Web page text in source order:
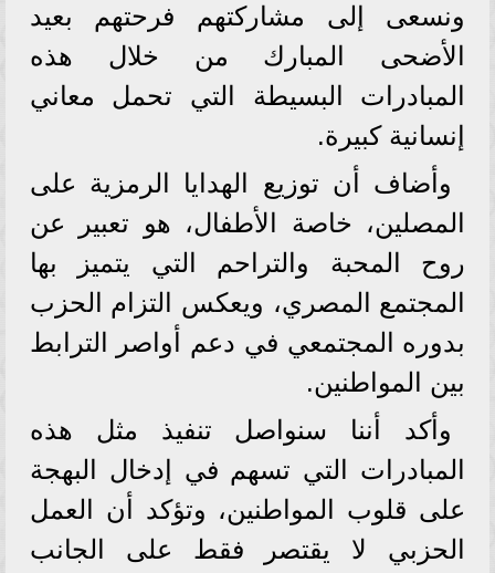
ونسعى إلى مشاركتهم فرحتهم بعيد
الأضحى المبارك من خلال هذه
المبادرات البسيطة التي تحمل معاني
إنسانية كبيرة.
وأضاف أن توزيع الهدايا الرمزية على
المصلين، خاصة الأطفال، هو تعبير عن
روح المحبة والتراحم التي يتميز بها
المجتمع المصري، ويعكس التزام الحزب
بدوره المجتمعي في دعم أواصر الترابط
بين المواطنين.
وأكد أننا سنواصل تنفيذ مثل هذه
المبادرات التي تسهم في إدخال البهجة
على قلوب المواطنين، وتؤكد أن العمل
الحزبي لا يقتصر فقط على الجانب